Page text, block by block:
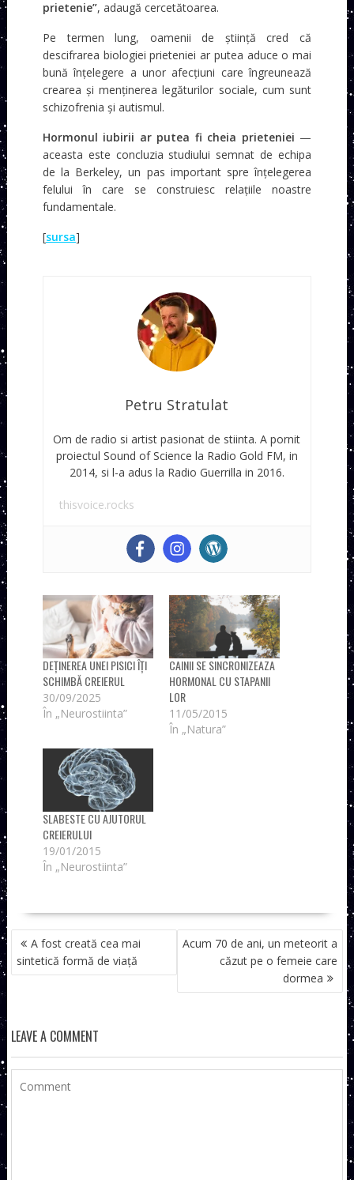
prietenie”, adaugă cercetătoarea.
Pe termen lung, oamenii de știință cred că
descifrarea biologiei prieteniei ar putea aduce o mai
bună înțelegere a unor afecțiuni care îngreunează
crearea și menținerea legăturilor sociale, cum sunt
schizofrenia și autismul.
Hormonul iubirii ar putea fi cheia prieteniei —
aceasta este concluzia studiului semnat de echipa
de la Berkeley, un pas important spre înțelegerea
felului în care se construiesc relațiile noastre
fundamentale.
[sursa]
Petru Stratulat
Om de radio si artist pasionat de stiinta. A pornit
proiectul Sound of Science la Radio Gold FM, in
2014, si l-a adus la Radio Guerrilla in 2016.
thisvoice.rocks
DEȚINEREA UNEI PISICI ÎȚI
SCHIMBĂ CREIERUL
30/09/2025
În „Neurostiinta”
CAINII SE SINCRONIZEAZA
HORMONAL CU STAPANII
LOR
11/05/2015
În „Natura”
SLABESTE CU AJUTORUL
CREIERULUI
19/01/2015
În „Neurostiinta”
NAVIGARE
ÎN
ARTICOLE
A fost creată cea mai
sintetică formă de viață
Acum 70 de ani, un meteorit a
căzut pe o femeie care
dormea
LEAVE A COMMENT